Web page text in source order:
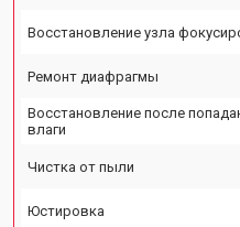
Восстановление узла
Ремонт диафрагмы
Восстановление после
влаги
Чистка от пыли
Юстировка